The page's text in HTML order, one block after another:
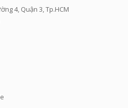
4, Quận 3, Tp.HCM